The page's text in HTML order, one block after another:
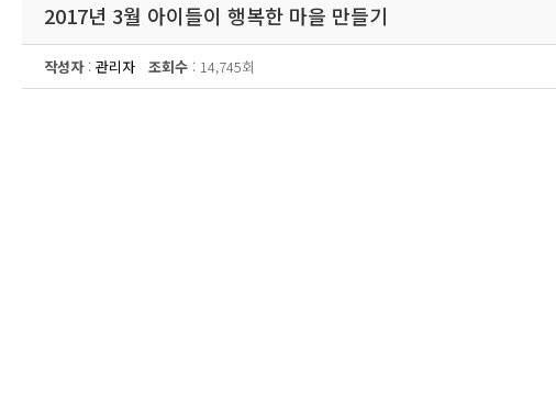
2017년 3월 아이들이 행복한 마을 만들기
작성자: 관리자 조회수 : 14,745회